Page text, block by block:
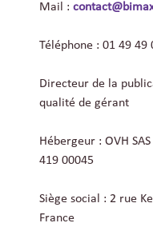
Mail :
Téléphone : 01 49 49
Directeur de la
qualité de gérant
Hébergeur : OVH
419 00045
Siège social : 2 rue
France